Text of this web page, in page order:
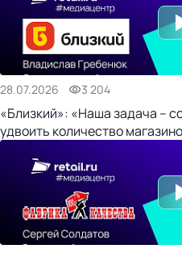
28.07.2026 3 204
«Близкий»: «Наша задача –
удвоить количество